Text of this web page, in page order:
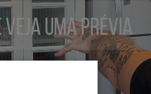
veja uma prévia